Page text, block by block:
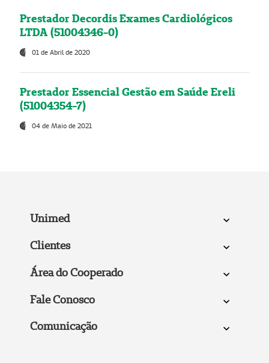
Prestador Decordis Exames Cardiológicos
LTDA (51004346-0)
01 de Abril de 2020
Prestador Essencial Gestão em Saúde Ereli
(51004354-7)
04 de Maio de 2021
Unimed
Clientes
Área do Cooperado
Fale Conosco
Comunicação